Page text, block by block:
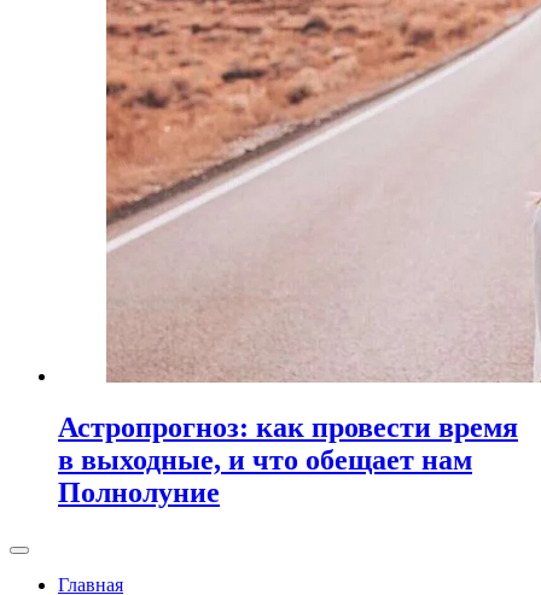
Астропрогноз: как провести время
в выходные, и что обещает нам
Полнолуние
Главная